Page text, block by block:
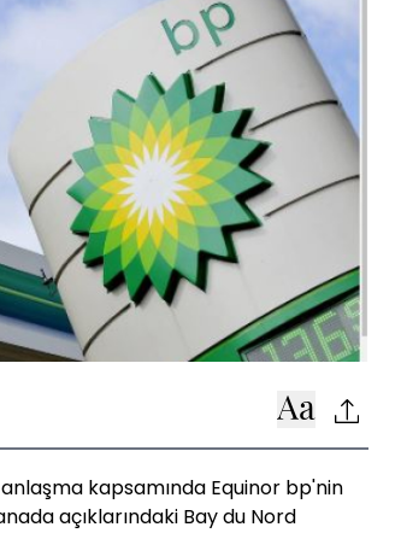
kapsamında Equinor bp'nin
açıklarındaki Bay du Nord